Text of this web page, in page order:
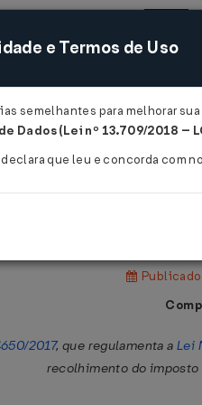
Acessar
Publicado
2017, que regulamenta aLei
recolhimento do imposto
e Termos de Uso
semelhantes para melhorar
Dados (Lei nº 13.709/2018 –
que leu e concorda com